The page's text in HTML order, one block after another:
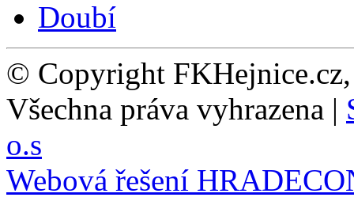
© Copyright
Všechna práva vyhrazena |
o.s
Webová řešení